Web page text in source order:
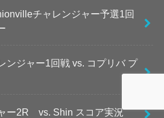
チャレンジャー予選1回
ンジャー1回戦 vs. コプリバ プ
ー2R vs. Shin スコア実況